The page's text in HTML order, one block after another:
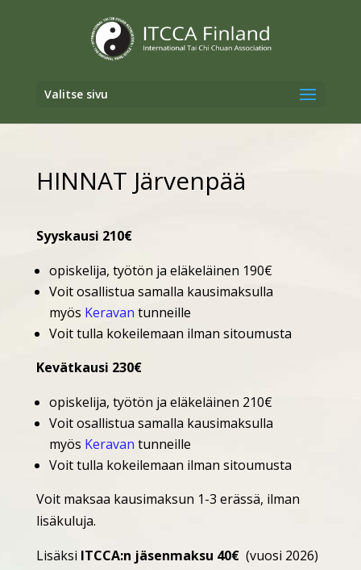
Valitse sivu
HINNAT Järvenpää
Syyskausi 210€
opiskelija, työtön ja eläkeläinen 190€
Voit osallistua samalla kausimaksulla
myös Keravan tunneille
Voit tulla kokeilemaan ilman sitoumusta
Kevätkausi 230€
opiskelija, työtön ja eläkeläinen 210€
Voit osallistua samalla kausimaksulla
myös Keravan tunneille
Voit tulla kokeilemaan ilman sitoumusta
Voit maksaa kausimaksun 1-3 erässä, ilman
lisäkuluja.
Lisäksi ITCCA:n jäsenmaksu 40€(vuosi 2026)